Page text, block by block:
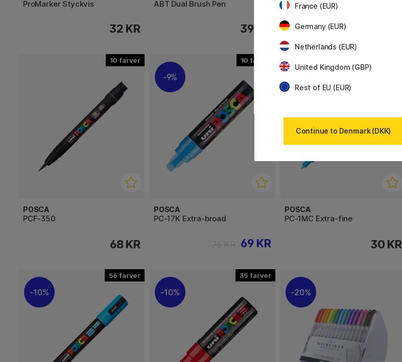
ProMarker Styckvis
32 KR
ABT Dual Brush Pen
39 KR
Classic stykvis
10
POSCA
PCF-350
68 KR
10
9%
POSCA
PC-17K Extra-broad
69 KR
POSCA
PC-1MC Extra-fine
30 KR
56
10%
35
10% 20%
France (EUR)
Germany (EUR)
Netherlands (EUR)
United Kingdom (GBP)
Rest of EU (EUR)
Continue to Denmark (DKK)